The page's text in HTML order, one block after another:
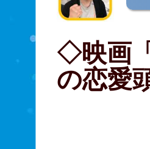
◇映画
の恋愛